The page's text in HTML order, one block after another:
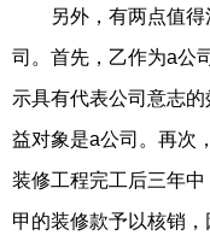
另外，有两点值得
司。首先，乙作为a公
示具有代表公司意志
益对象是a公司。再次
装修工程完工后三年
甲的装修款予以核销